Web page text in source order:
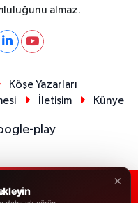
almaz.
Köşe Yazarları
İletişim Künye
Her hakkı saklıdır.
×